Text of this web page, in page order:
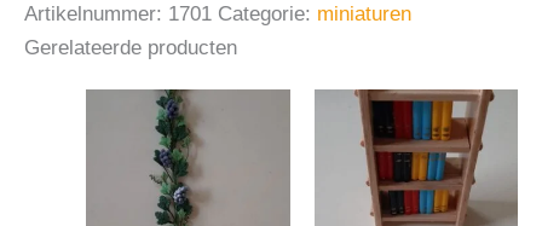
Artikelnummer: 1701 Categorie: miniaturen
Gerelateerde producten